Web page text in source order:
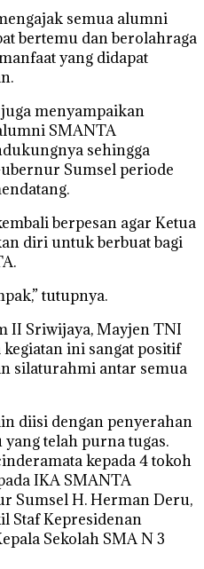
semua alumni
bertemu dan berolahraga
yang didapat
menyampaikan
SMANTA
sehingga
Sumsel periode
berpesan agar Ketua
diri untuk berbuat bagi
tutupnya.
II Sriwijaya, Mayjen TNI
ini sangat positif
silaturahmi antar semua
diisi dengan penyerahan
telah purna tugas.
kepada 4 tokoh
IKA SMANTA
Sumsel H. Herman Deru,
Staf Kepresidenan
Sekolah SMA N 3